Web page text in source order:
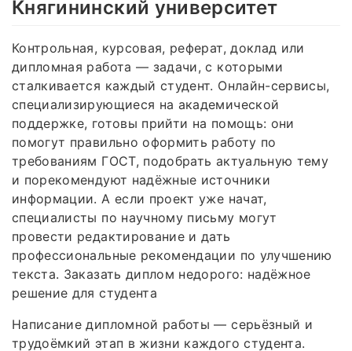
Княгининский университет
Контрольная, курсовая, реферат, доклад или
дипломная работа — задачи, с которыми
сталкивается каждый студент. Онлайн-сервисы,
специализирующиеся на академической
поддержке, готовы прийти на помощь: они
помогут правильно оформить работу по
требованиям ГОСТ, подобрать актуальную тему
и порекомендуют надёжные источники
информации. А если проект уже начат,
специалисты по научному письму могут
провести редактирование и дать
профессиональные рекомендации по улучшению
текста. Заказать диплом недорого: надёжное
решение для студента
Написание дипломной работы — серьёзный и
трудоёмкий этап в жизни каждого студента.